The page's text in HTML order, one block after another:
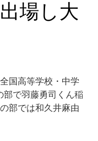
場し大
国高等学校・中学
部で羽藤勇司くん稲
部では和久井麻由